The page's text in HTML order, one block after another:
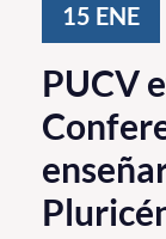
Investigación,
PUCV
Vinculación
Admisión
15 ENE
PUCV